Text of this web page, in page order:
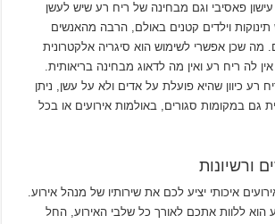
פאסיבי וגם מבחינה של ריח רע שיש לעשן
תינוקות וילדים קטנים באולם, הרבה מהאנשים
מה שכן אפשרי לשימוש הוא סיגריה אלקטרונית
לה ריח רע ואין מה לדאוג מבחינה בריאותית.
רע כיוון שהיא פועלת על אדים ולא על עשן, ניתן
גם במקומות סגורים, באולמות אירועים או בכל
ורשיונות
איכותי יציע לכם את שירותיו של מנהל אירוע.
הוא ללוות אתכם לאורך כל שלבי האירוע, החל